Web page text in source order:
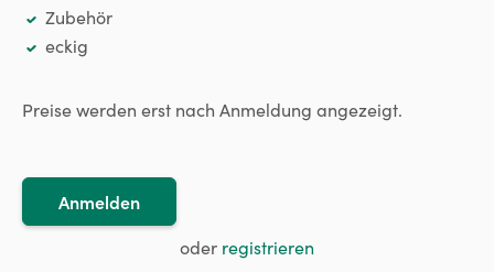
Zubehör
eckig
Preise werden erst nach Anmeldung angezeigt.
Anmelden
oder registrieren